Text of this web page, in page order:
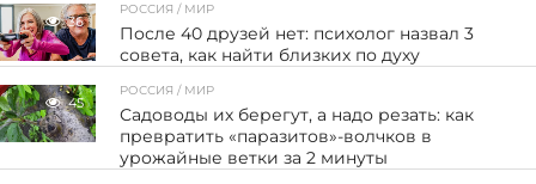
36
РОССИЯ / МИР
После 40 друзей нет: психолог назвал 3
совета, как найти близких по духу
45
РОССИЯ / МИР
Садоводы их берегут, а надо резать: как
превратить «паразитов»-волчков в
урожайные ветки за 2 минуты